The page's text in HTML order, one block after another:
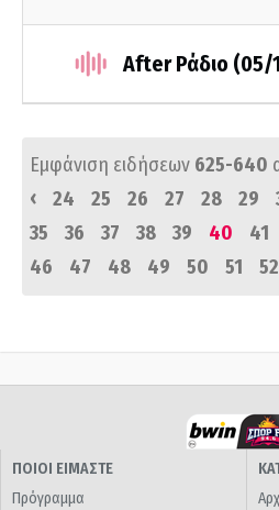
After Ράδιο (05/
Εμφάνιση ειδήσεων 625-640
‹
24 25 26 27 28 29
35
36 37 38 39 40 41
46
47 48 49 50 51 52
ΠΟΙΟΙ ΕΙΜΑΣΤΕ
Πρόγραμμα